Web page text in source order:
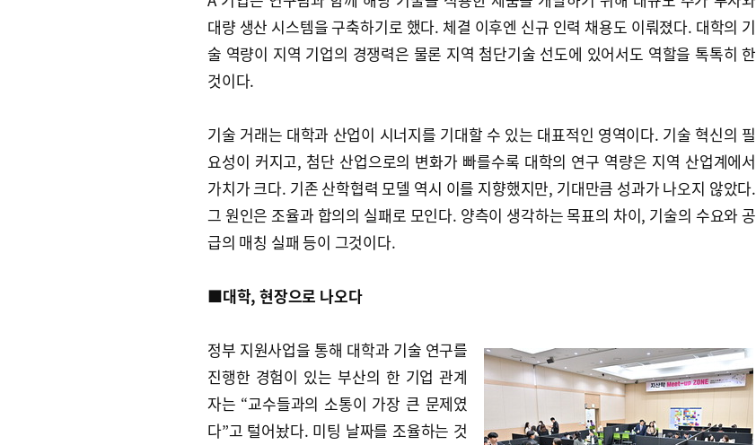
대량 생산 시스템을 구축하기로 했다. 체결 이후엔 신규 인력 채용도 이뤄졌다. 대학의 기
술 역량이 지역 기업의 경쟁력은 물론 지역 첨단기술 선도에 있어서도 역할을 톡톡히 한
것이다.
기술 거래는 대학과 산업이 시너지를 기대할 수 있는 대표적인 영역이다. 기술 혁신의 필
요성이 커지고, 첨단 산업으로의 변화가 빠를수록 대학의 연구 역량은 지역 산업계에서
가치가 크다. 기존 산학협력 모델 역시 이를 지향했지만, 기대만큼 성과가 나오지 않았다.
그 원인은 조율과 합의의 실패로 모인다. 양측이 생각하는 목표의 차이, 기술의 수요와 공
급의 매칭 실패 등이 그것이다.
■대학, 현장으로 나오다
정부 지원사업을 통해 대학과 기술 연구를
진행한 경험이 있는 부산의 한 기업 관계
자는 “교수들과의 소통이 가장 큰 문제였
다”고 털어놨다. 미팅 날짜를 조율하는 것